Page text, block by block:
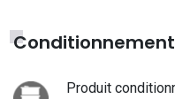
Produit